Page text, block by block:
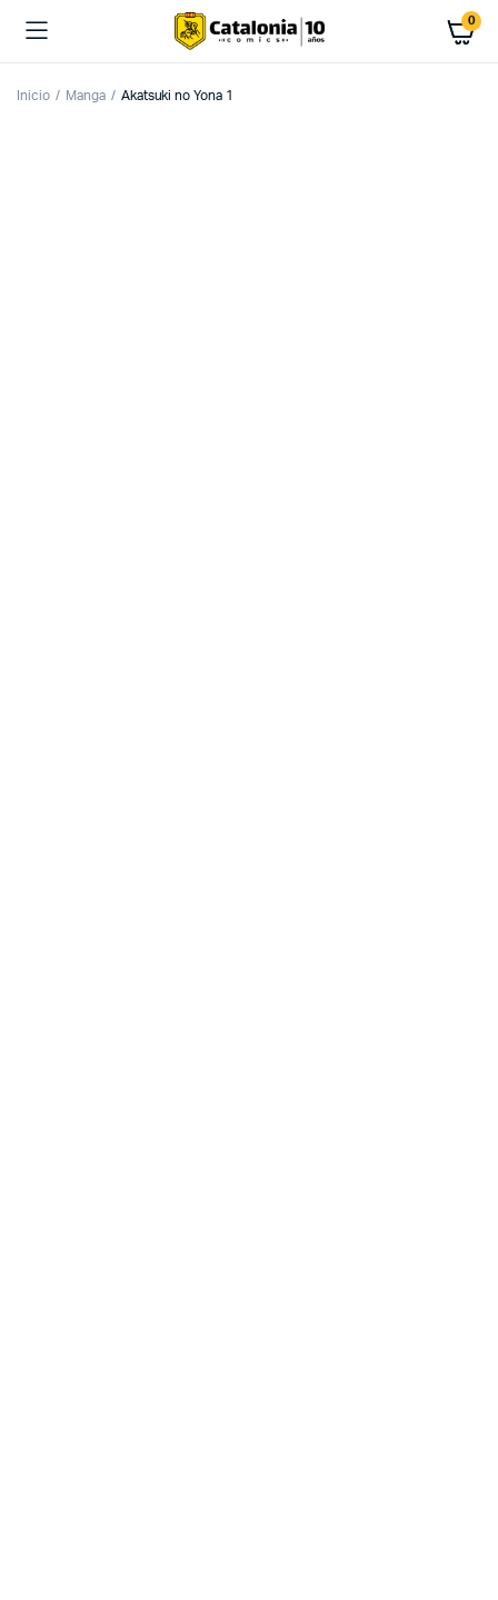
0
Inicio Manga Akatsuki no Yona 1